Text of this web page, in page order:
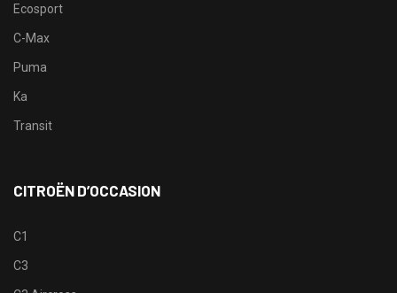
Ecosport
C-Max
Puma
Ka
Transit
CITROËN D’OCCASION
C1
C3